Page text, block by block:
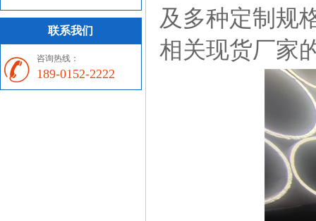
联系我们
咨询热线：
189-0152-2222
及多种定制规
相关现货厂家